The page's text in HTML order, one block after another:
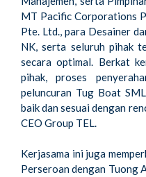
MT Pacific Corporations
Pte. Ltd., para Desainer
NK, serta seluruh pihak
secara optimal. Berkat
pihak, proses
peluncuran Tug Boat
baik dan sesuai dengan
CEO Group TEL.
Kerjasama ini juga
Perseroan dengan Tuong